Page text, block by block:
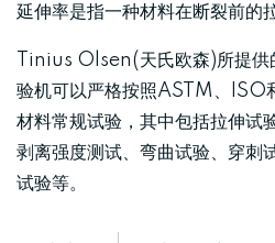
延伸率是指一种材料在断裂前的
Tinius Olsen(天氏欧森)所提供
验机可以严格按照ASTM、ISO
材料常规试验，其中包括拉伸试
剥离强度测试、弯曲试验、穿刺
试验等。